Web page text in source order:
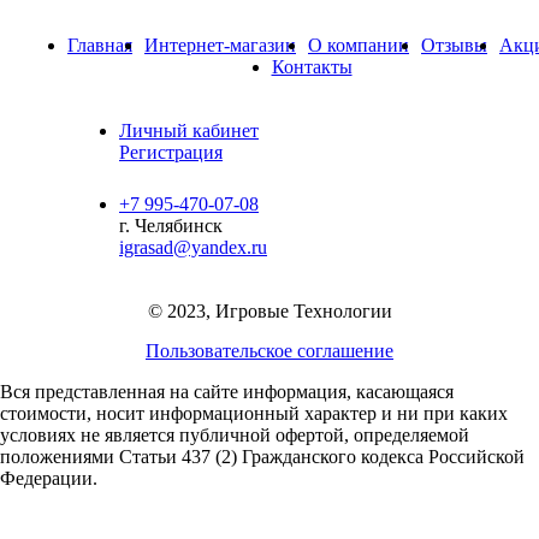
Главная Интернет-магазин О компании Отзывы
Контакты
Личный кабинет
Регистрация
+7 995-470-07-08
г. Челябинск
igrasad@yandex.ru
© 2023, Игровые Технологии
Пользовательское соглашение
Вся представленная на сайте информация, касающаяся
стоимости, носит информационный характер и ни при каких
условиях не является публичной офертой, определяемой
положениями Статьи 437 (2) Гражданского кодекса Российской
Федерации.